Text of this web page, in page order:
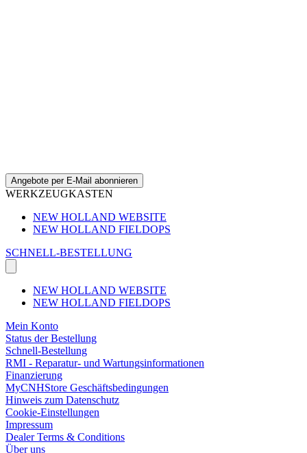
Angebote per E-Mail abonnieren
WERKZEUGKASTEN
NEW HOLLAND WEBSITE
NEW HOLLAND FIELDOPS
SCHNELL-BESTELLUNG
NEW HOLLAND WEBSITE
NEW HOLLAND FIELDOPS
Mein Konto
Status der Bestellung
Schnell-Bestellung
RMI - Reparatur- und Wartungsinformationen
Finanzierung
MyCNHStore Geschäftsbedingungen
Hinweis zum Datenschutz
Cookie-Einstellungen
Impressum
Dealer Terms & Conditions
Über uns